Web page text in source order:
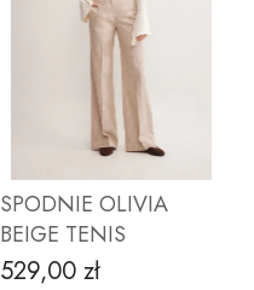
ZOBACZ PRODUKT
SPODNIE OLIVIA
BEIGE TENIS
Cena
529,00 zł